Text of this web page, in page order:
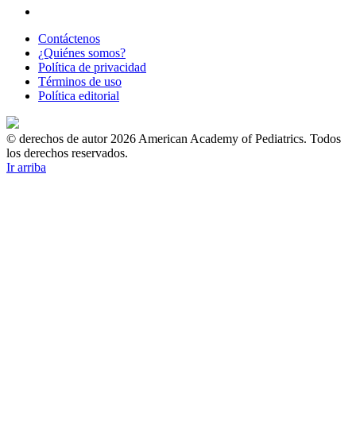
Contáctenos
¿Quiénes somos?
Política de privacidad
Términos de uso
Política editorial
© derechos de autor 2026 American Academy of Pediatrics. Todos
los derechos reservados.
Ir arriba